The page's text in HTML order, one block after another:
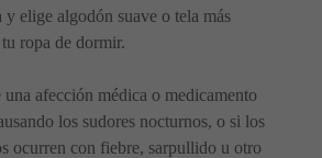
y elige algodón suave o tela más
ropa de dormir.
una afección médica o medicamento
los sudores nocturnos, o si los
ocurren con fiebre, sarpullido u otro